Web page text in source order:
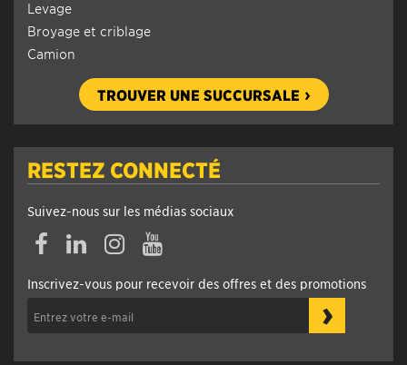
Levage
Broyage et criblage
Camion
TROUVER UNE SUCCURSALE
RESTEZ CONNECTÉ
Suivez-nous sur les médias sociaux
FacebookLinkedinInstagramYouTube
Inscrivez-vous pour recevoir des offres et des promotions
›